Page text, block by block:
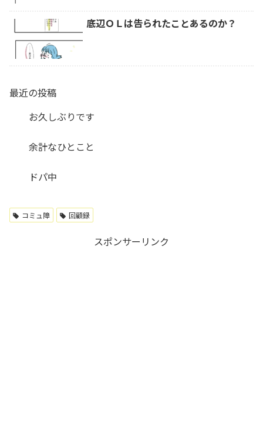
底辺ＯＬは告られたことあるのか？
最近の投稿
お久しぶりです
余計なひとこと
ドパ中
コミュ障 回顧録
スポンサーリンク